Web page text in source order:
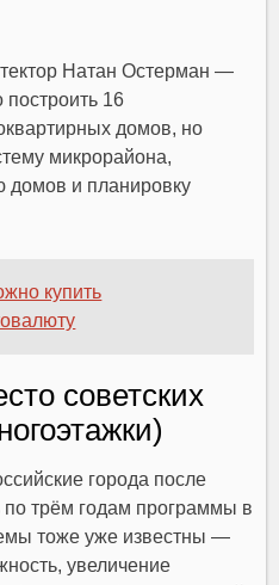
Натан Остерман —
16
домов, но
микрорайона,
домов и планировку
купить
советских
города после
трём годам программы в
тоже уже известны —
увеличение